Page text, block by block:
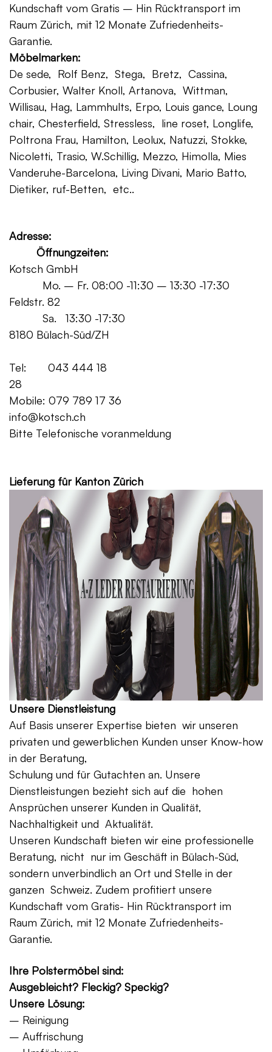
Kundschaft vom Gratis – Hin Rücktransport im
Raum Zürich, mit 12 Monate Zufriedenheits-
Garantie.
Möbelmarken:
De sede, Rolf Benz, Stega, Bretz, Cassina,
Corbusier, Walter Knoll, Artanova, Wittman,
Willisau, Hag, Lammhults, Erpo, Louis gance, Loung
chair, Chesterfield, Stressless, line roset, Longlife,
Poltrona Frau, Hamilton, Leolux, Natuzzi, Stokke,
Nicoletti, Trasio, W.Schillig, Mezzo, Himolla, Mies
Vanderuhe-Barcelona, Living Divani, Mario Batto,
Dietiker, ruf-Betten, etc..
Adresse:
Öffnungzeiten:
Kotsch GmbH
Mo. – Fr. 08:00 -11:30 – 13:30 -17:30
Feldstr. 82
Sa. 13:30 -17:30
8180 Bülach-Süd/ZH
Tel: 043 444 18
28
Mobile: 079 789 17 36
info@kotsch.ch
Bitte Telefonische voranmeldung
Lieferung für Kanton Zürich
Unsere Dienstleistung
Auf Basis unserer Expertise bieten wir unseren
privaten und gewerblichen Kunden unser Know-how
in der Beratung,
Schulung und für Gutachten an. Unsere
Dienstleistungen bezieht sich auf die hohen
Ansprüchen unserer Kunden in Qualität,
Nachhaltigkeit und Aktualität.
Unseren Kundschaft bieten wir eine professionelle
Beratung, nicht nur im Geschäft in Bülach-Süd,
sondern unverbindlich an Ort und Stelle in der
ganzen Schweiz. Zudem profitiert unsere
Kundschaft vom Gratis- Hin Rücktransport im
Raum Zürich, mit 12 Monate Zufriedenheits-
Garantie.
Ihre Polstermöbel sind:
Ausgebleicht? Fleckig? Speckig?
Unsere Lösung:
– Reinigung
– Auffrischung